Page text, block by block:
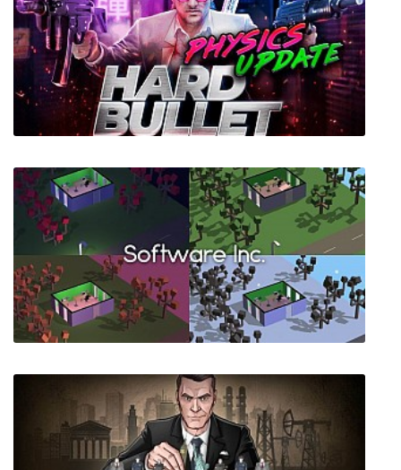
The Rewinder
HARD BULLET (VR)